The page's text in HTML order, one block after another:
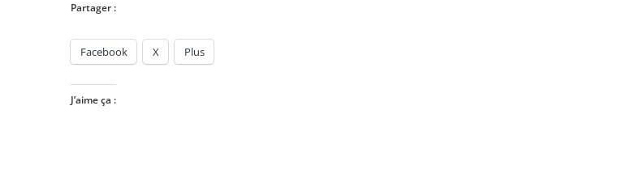
Partager :
Facebook X Plus
J’aime ça :